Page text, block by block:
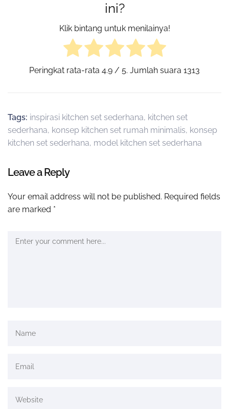
ini?
Klik bintang untuk menilainya!
Peringkat rata-rata 4.9 / 5. Jumlah suara 1313
Tags: inspirasi kitchen set sederhana, kitchen set
sederhana, konsep kitchen set rumah minimalis, konsep
kitchen set sederhana, model kitchen set sederhana
Leave a Reply
Your email address will not be published. Required fields
are marked *